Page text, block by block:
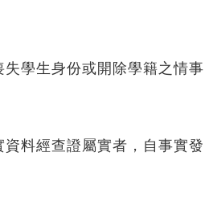
學生身份或開除學籍之情
料經查證屬實者，自事實發